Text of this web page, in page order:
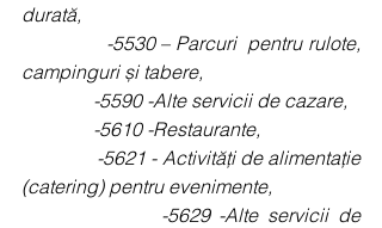
durată,
campinguri și tabere,
               -5590 -Alte servicii de cazare,
               -5610 -Restaurante,
(catering) pentru evenimente,